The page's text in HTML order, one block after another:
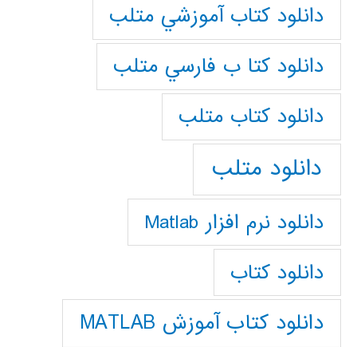
دانلود كتاب آموزشي متلب
دانلود كتا ب فارسي متلب
دانلود كتاب متلب
دانلود متلب
دانلود نرم افزار Matlab
دانلود کتاب
دانلود کتاب آموزش MATLAB